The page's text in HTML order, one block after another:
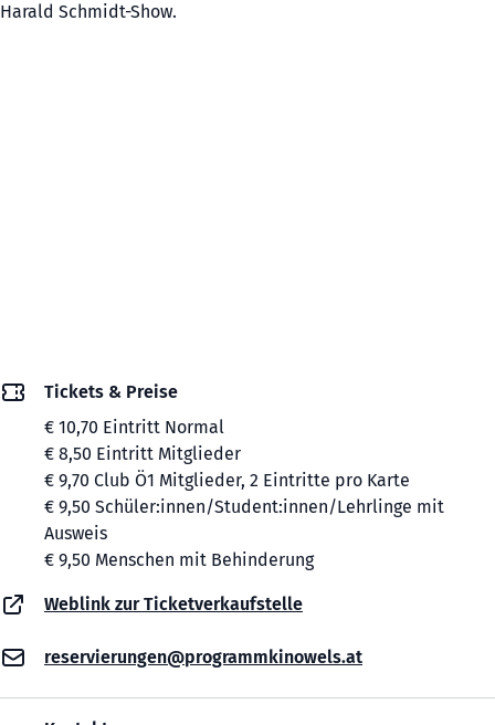
Harald Schmidt-Show.
Tickets & Preise
€ 10,70 Eintritt Normal
€ 8,50 Eintritt Mitglieder
€ 9,70 Club Ö1 Mitglieder, 2 Eintritte pro Karte
€ 9,50 Schüler:innen/Student:innen/Lehrlinge mit
Ausweis
€ 9,50 Menschen mit Behinderung
Weblink zur Ticketverkaufstelle
reservierungen@programmkinowels.at